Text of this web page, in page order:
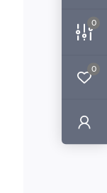
0
0